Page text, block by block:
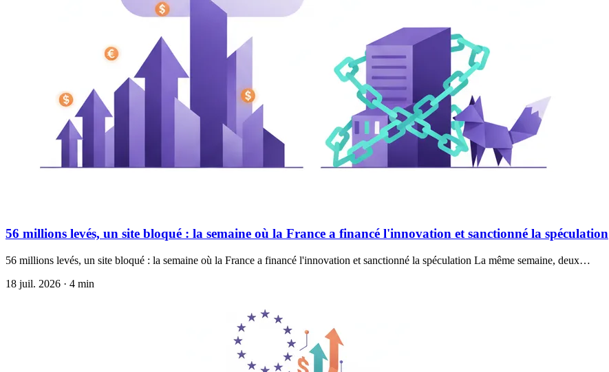
56 millions levés, un site bloqué : la semaine où la France a financé l'innovation et sanctionné la spéculation
56 millions levés, un site bloqué : la semaine où la France a financé l'innovation et sanctionné la spéculation La même semaine, deux…
18 juil. 2026 · 4 min